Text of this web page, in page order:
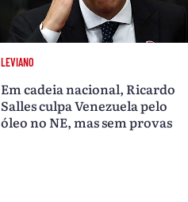
LEVIANO
Em cadeia nacional, Ricardo
Salles culpa Venezuela pelo
óleo no NE, mas sem provas